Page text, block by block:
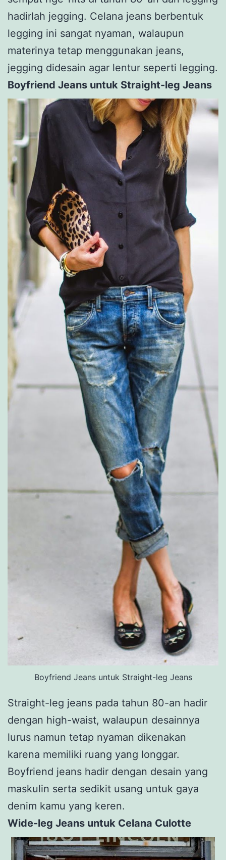
hadirlah jegging. Celana jeans berbentuk
legging ini sangat nyaman, walaupun
materinya tetap menggunakan jeans,
jegging didesain agar lentur seperti legging.
Boyfriend Jeans untuk Straight-leg Jeans
Boyfriend Jeans untuk Straight-leg Jeans
Straight-leg jeans pada tahun 80-an hadir
dengan high-waist, walaupun desainnya
lurus namun tetap nyaman dikenakan
karena memiliki ruang yang longgar.
Boyfriend jeans hadir dengan desain yang
maskulin serta sedikit usang untuk gaya
denim kamu yang keren.
Wide-leg Jeans untuk Celana Culotte